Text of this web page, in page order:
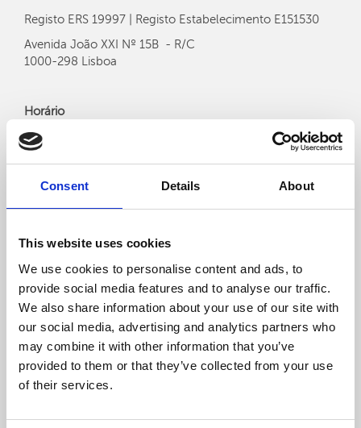
Consent Details About
This website uses cookies
We use cookies to personalise content and ads, to
provide social media features and to analyse our traffic.
We also share information about your use of our site with
our social media, advertising and analytics partners who
may combine it with other information that you’ve
provided to them or that they’ve collected from your use
of their services.
Registo ERS 19997 | Registo Estabelecimento E151530
Avenida João XXI Nº 15B - R/C
1000-298 Lisboa
Horário
Segunda-feira a Sexta-feira - 08h00 às 20h00
Sábado - 08h00 às 13h00
Gradualmente os horários vão sendo estendidos.
Idiomas disponíveis:
38.74228614036062, -9.136860498225495
Gestor/a. Joana Pinto
Tel. 218 487 797 (chamada para rede fixa nacional)